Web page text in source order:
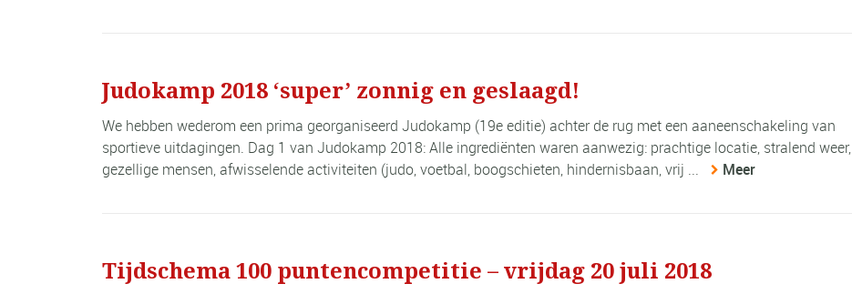
Judokamp 2018 ‘super’ zonnig en geslaagd!
We hebben wederom een prima georganiseerd Judokamp (19e editie) achter de rug met een aaneenschakeling van
sportieve uitdagingen. Dag 1 van Judokamp 2018: Alle ingrediënten waren aanwezig: prachtige locatie, stralend weer,
gezellige mensen, afwisselende activiteiten (judo, voetbal, boogschieten, hindernisbaan, vrij ...
Meer
Tijdschema 100 puntencompetitie – vrijdag 20 juli 2018